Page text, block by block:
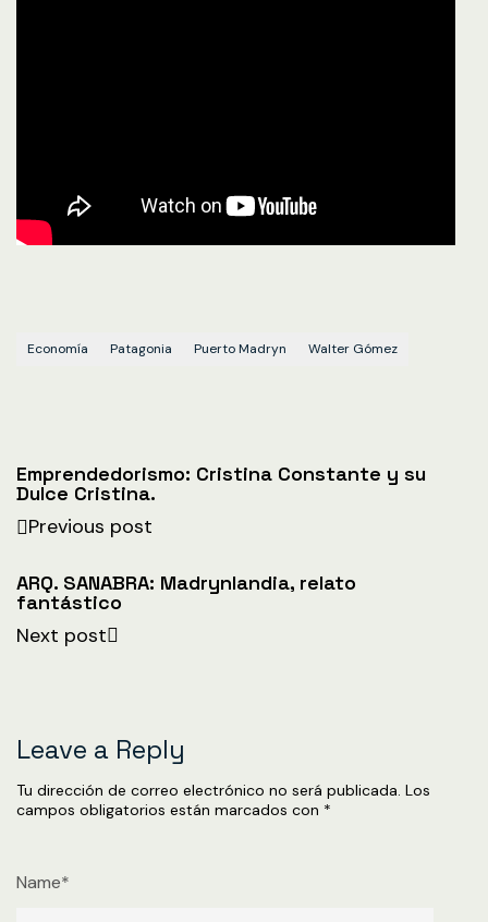
Economía Patagonia Puerto Madryn Walter Gómez
Emprendedorismo: Cristina Constante y su
Dulce Cristina.
Previous post
ARQ. SANABRA: Madrynlandia, relato
fantástico
Next post
Leave a Reply
Tu dirección de correo electrónico no será publicada. Los
campos obligatorios están marcados con *
Name*